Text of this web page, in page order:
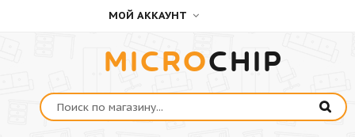
МОЙ АККАУНТ
MICROCHIP